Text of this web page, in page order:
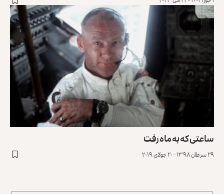
ساعتی که به ماه رفت
۲۹ سرطان ۱۳۹۸ - ۲۰ جولای ۲۰۱۹